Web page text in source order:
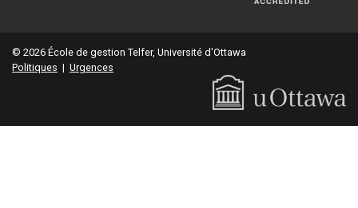
© 2026 École de gestion Telfer, Université d'Ottawa
Politiques | Urgences